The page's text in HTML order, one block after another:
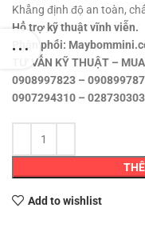
Khẳng định độ an toàn,
Hổ trợ kỹ thuật vĩnh viễn.
Phân phối:
TƯ VẤN KỸ THUẬT –
0908997823 –
0907294310 –
Add to wishlist